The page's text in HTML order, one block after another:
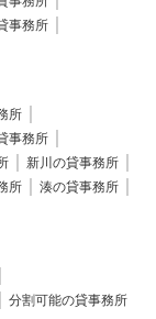
事務所
所
事務所
新川の貸事務所
所
湊の貸事務所
分割可能の貸事務所